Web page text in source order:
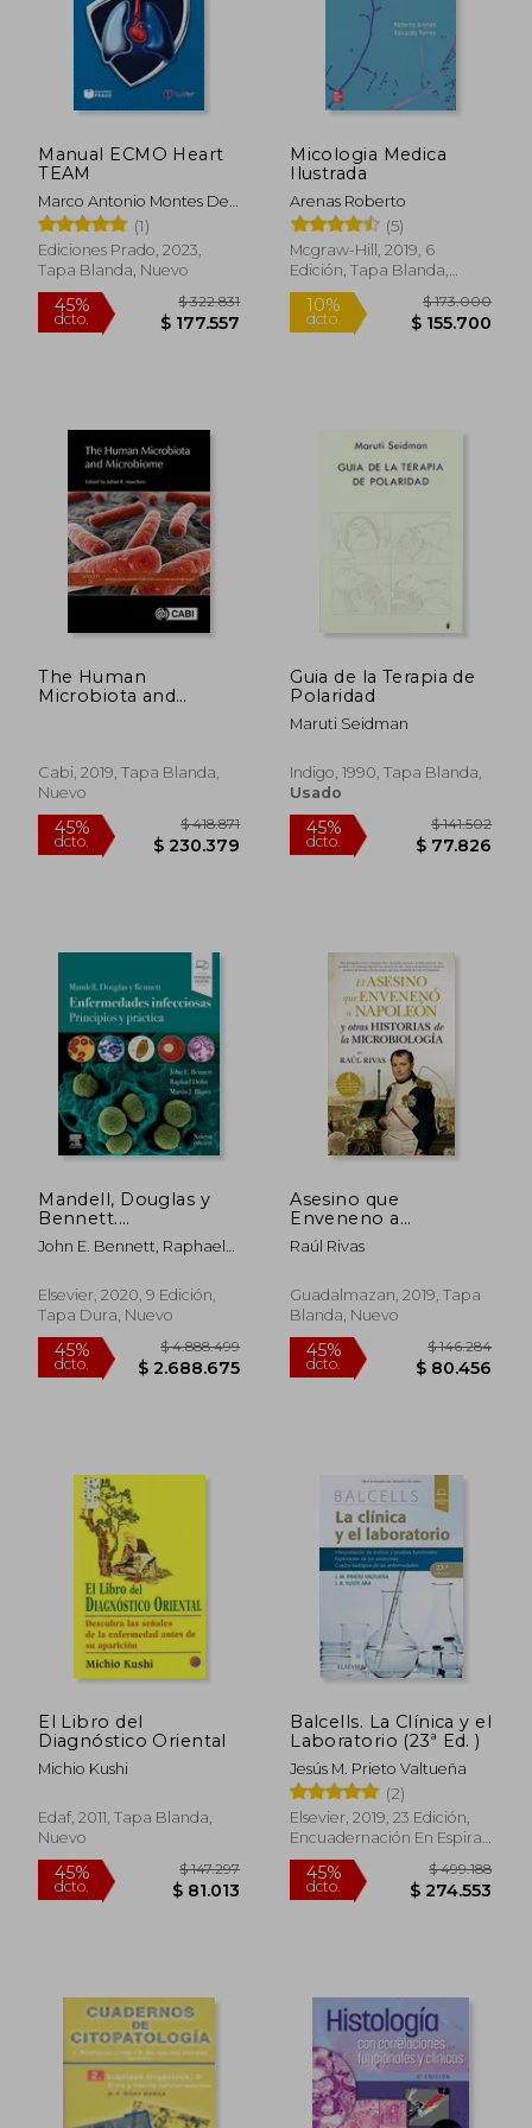
dcto. $ 138.596 dcto.
Manual ECMO Heart
TEAM
Marco Antonio Montes De
Oca Sandoval(1)
Ediciones Prado, 2023,
Tapa Blanda, Nuevo
45%
dcto.
Micologia Medica
Ilustrada
Arenas Roberto
(5)
Mcgraw-Hill, 2019, 6
Edición, Tapa Blanda,
Nuevo
10%
dcto.
The Human
Microbiota and
Cellular Microbiology)
(en Inglés)
Cabi, 2019, Tapa Blanda,
Nuevo
dcto. $ 230.379
Guia de la Terapia de
Polaridad
Maruti Seidman
Indigo, 1990, Tapa Blanda,
Usado
45%
dcto.
Mandell, Douglas y
Bennett.
Enfermedades
infecciosas. Principios
John E. Bennett, Raphael
Elsevier, 2020, 9 Edición,
Tapa Dura, Nuevo
Asesino que
Enveneno a
Napoleon y Otras
Historias de Microb
Raúl Rivas
Guadalmazan, 2019, Tapa
Blanda, Nuevo
El Libro del
Diagnóstico Oriental
Michio Kushi
Edaf, 2011, Tapa Blanda,
Nuevo
Balcells. La Clínica y el
Laboratorio (23ª Ed. )
Jesús M. Prieto Valtueña
(2)
Elsevier, 2019, 23 Edición,
Encuadernación En Espiral,
Nuevo